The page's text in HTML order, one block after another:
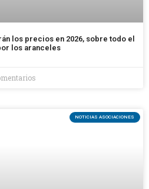
los precios en 2026, sobre todo el
los aranceles
NOTICIAS ASOCIACIONES